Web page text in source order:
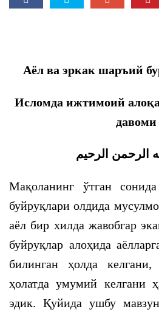
Аёл ва эркак шаръий
Исломда ижтимоий
давоми
الرحمن الرحيم
Мақоланинг ўтган
буйруқлари олдида
аёл бир хилда жавобгар
буйруқлар алоҳида
билинган ҳолда
ҳолатда умумий келгани
эдик. Қуйида ушбу